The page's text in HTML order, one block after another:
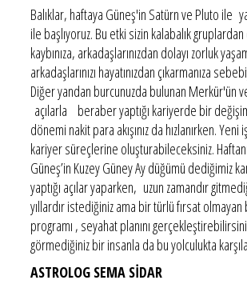
Balıklar, haftaya Güneş'in Satürn ve Pluto ile
ile başlıyoruz. Bu etki sizin kalabalık
kaybınıza, arkadaşlarınızdan dolayı zorluk
arkadaşlarınızı hayatınızdan çıkarmanıza
Diğer yandan burcunuzda bulunan Merkür'ün
açılarla beraber yaptığı kariyerde bir
dönemi nakit para akışınız da hızlanırken. Yeni
kariyer süreçlerine oluşturabileceksiniz.
Güneş’in Kuzey Güney Ay düğümü dediğimiz
yaptığı açılar yaparken, uzun zamandır
yıllardır istediğiniz ama bir türlü fırsat
programı , seyahat planını
görmediğiniz bir insanla da bu yolculukta
ASTROLOG SEMA SİDAR